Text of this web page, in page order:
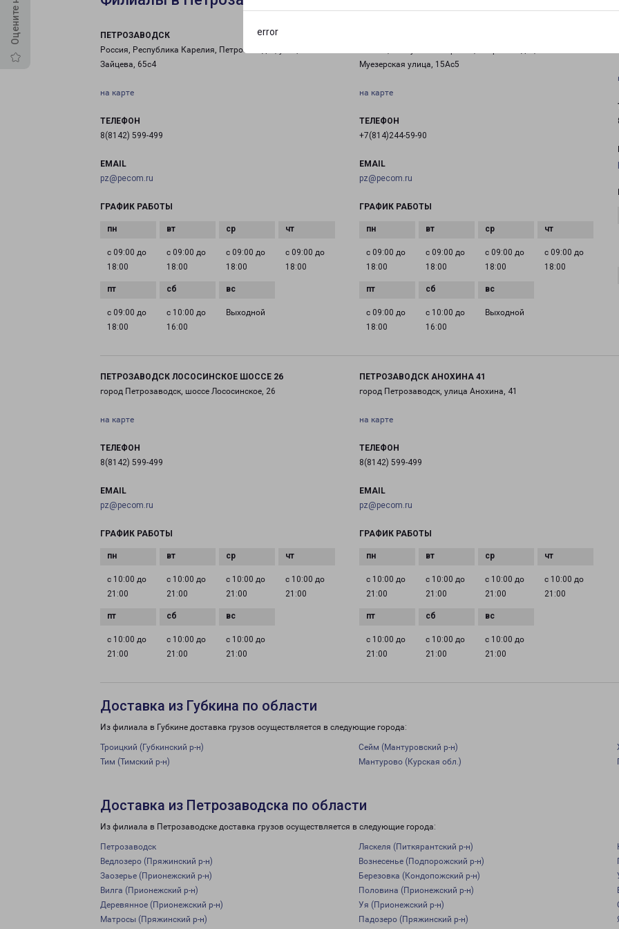
error
ПЕТРОЗАВОДСК
Россия, Республика Карелия, Петрозаводск, улица
Зайцева, 65с4
на карте
ТЕЛЕФОН
8(8142) 599-499
EMAIL
pz@pecom.ru
ГРАФИК РАБОТЫ
с 09:00 до
18:00
с 09:00 до
18:00
с 09:00 до
18:00
с 09:00 до
18:00
с 09:00 до
18:00
с 10:00 до
16:00
Выходной
Муезерская улица, 15Ас5
на карте
ТЕЛЕФОН
+7(814)244-59-90
EMAIL
pz@pecom.ru
ГРАФИК РАБОТЫ
с 09:00 до
18:00
с 09:00 до
18:00
с 09:00 до
18:00
с 09:00 до
18:00
с 09:00 до
18:00
с 10:00 до
16:00
Выходной
ПЕТРОЗАВОДСК ЛОСОСИНСКОЕ ШОССЕ 26
город Петрозаводск, шоссе Лососинское, 26
на карте
ТЕЛЕФОН
8(8142) 599-499
EMAIL
pz@pecom.ru
ГРАФИК РАБОТЫ
с 10:00 до
21:00
с 10:00 до
21:00
с 10:00 до
21:00
с 10:00 до
21:00
с 10:00 до
21:00
с 10:00 до
21:00
с 10:00 до
21:00
ПЕТРОЗАВОДСК АНОХИНА 41
город Петрозаводск, улица Анохина, 41
на карте
ТЕЛЕФОН
8(8142) 599-499
EMAIL
pz@pecom.ru
ГРАФИК РАБОТЫ
с 10:00 до
21:00
с 10:00 до
21:00
с 10:00 до
21:00
с 10:00 до
21:00
с 10:00 до
21:00
с 10:00 до
21:00
с 10:00 до
21:00
Доставка из Губкина по области
Из филиала в Губкине доставка грузов осуществляется в следующие города:
Троицкий (Губкинский р-н) Сейм (Мантуровский р-н)
Тим (Тимский р-н)
Мантурово (Курская обл.)
Доставка из Петрозаводска по области
Из филиала в Петрозаводске доставка грузов осуществляется в следующие города:
Петрозаводск Ляскеля (Питкярантский р-н)
Ведлозеро (Пряжинский р-н)
Вознесенье (Подпорожский р-н)
Заозерье (Прионежский р-н)
Березовка (Кондопожский р-н)
Вилга (Прионежский р-н)
Половина (Прионежский р-н)
Деревянное (Прионежский р-н)
Уя (Прионежский р-н)
Матросы (Пряжинский р-н)
Падозеро (Пряжинский р-н)